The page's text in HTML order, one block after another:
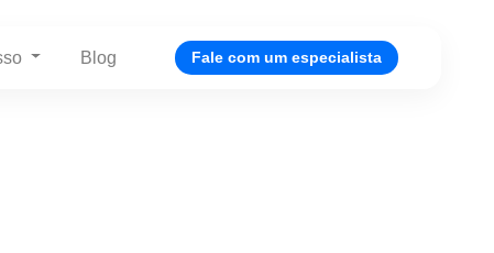
Blog Fale com um especialista